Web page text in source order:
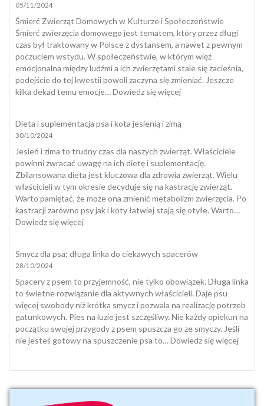
05/11/2024
Śmierć Zwierząt Domowych w Kulturze i Społeczeństwie
Śmierć zwierzęcia domowego jest tematem, który przez długi
czas był traktowany w Polsce z dystansem, a nawet z pewnym
poczuciem wstydu. W społeczeństwie, w którym więź
emocjonalna między ludźmi a ich zwierzętami stale się zacieśnia,
podejście do tej kwestii powoli zaczyna się zmieniać. Jeszcze
kilka dekad temu emocje…Dowiedz się więcej:
Jak
Polsce
przeżywamy
śmierć
zwierząt
domowych
i
nią
Dieta i suplementacja psa i kota jesienią i zimą
30/10/2024
Jesień i zima to trudny czas dla naszych zwierząt. Właściciele
powinni zwracać uwagę na ich dietę i suplementację.
Zbilansowana dieta jest kluczowa dla zdrowia zwierząt. Wielu
właścicieli w tym okresie decyduje się na kastrację zwierząt.
Warto pamiętać, że może ona zmienić metabolizm zwierzęcia. Po
kastracji zarówno psy jak i koty łatwiej stają się otyłe. Warto…
Dowiedz się więcej:
suplementacja
i
kota
jesienią
i
zimą
Smycz dla psa: długa linka do ciekawych spacerów
28/10/2024
Spacery z psem to przyjemność, nie tylko obowiązek. Długa linka
to świetne rozwiązanie dla aktywnych właścicieli. Daje psu
więcej swobody niż krótka smycz i pozwala na realizację potrzeb
gatunkowych. Pies na luzie jest szczęśliwy. Nie każdy opiekun na
początku swojej przygody z psem spuszcza go ze smyczy. Jeśli
nie jesteś gotowy na spuszczenie psa to…Dowiedz się więcej:
długa